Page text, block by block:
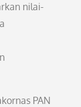
nilai-
PAN